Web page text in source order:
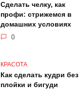
Сделать челку, как
профи: стрижемся в
домашних условиях
0
КРАСОТА
Как сделать кудри без
плойки и бигуди